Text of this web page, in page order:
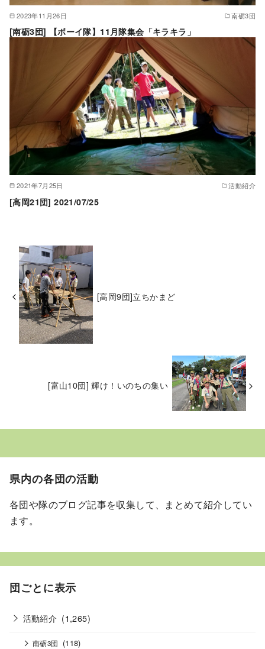
2023年11月26日 南砺3団
[南砺3団] 【ボーイ隊】11月隊集会「キラキラ」
2021年7月25日 活動紹介
[高岡21団] 2021/07/25
[高岡9団]立ちかまど
[富山10団] 輝け！いのちの集い
県内の各団の活動
各団や隊のブログ記事を収集して、まとめて紹介してい
ます。
団ごとに表示
活動紹介 (1,265)
南砺3団 (118)